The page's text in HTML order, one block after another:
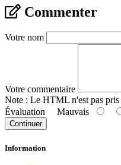
Commenter
Votre nom
Votre commentaire
Note : Le HTML n'est pas pris
Évaluation Mauvais
Continuer
Information